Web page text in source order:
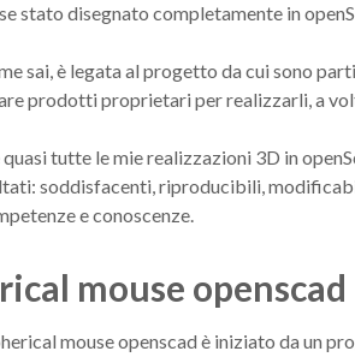
stato disegnato completamente in
sai, è legata al progetto da cui sono
prodotti proprietari per realizzarli, a
tutte le mie realizzazioni 3D in
soddisfacenti, riproducibili,
e conoscenze.
mouse openscad
mouse openscad è iniziato da un